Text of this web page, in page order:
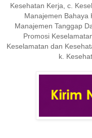
Kesehatan Kerja, c.
Manajemen Bahaya
Manajemen Tanggap
Promosi
Keselamatan dan
k.